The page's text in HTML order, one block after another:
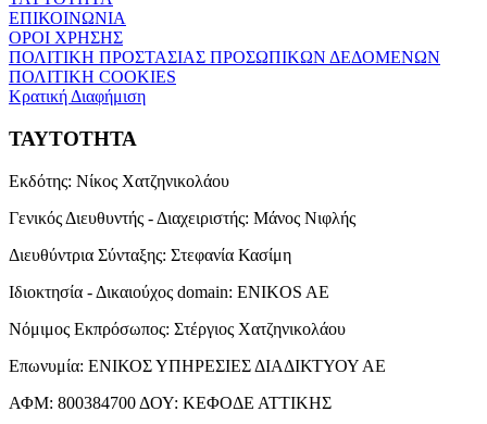
ΕΠΙΚΟΙΝΩΝΙΑ
ΟΡΟΙ ΧΡΗΣΗΣ
ΠΟΛΙΤΙΚΗ ΠΡΟΣΤΑΣΙΑΣ ΠΡΟΣΩΠΙΚΩΝ ΔΕΔΟΜΕΝΩΝ
ΠΟΛΙΤΙΚΗ COOKIES
Κρατική Διαφήμιση
ΤΑΥΤΟΤΗΤΑ
Εκδότης: Νίκος Χατζηνικολάου
Γενικός Διευθυντής - Διαχειριστής: Μάνος Νιφλής
Διευθύντρια Σύνταξης: Στεφανία Κασίμη
Ιδιοκτησία - Δικαιούχος domain: ENIKOS AE
Νόμιμος Εκπρόσωπος: Στέργιος Χατζηνικολάου
Επωνυμία: ΕΝΙΚΟΣ ΥΠΗΡΕΣΙΕΣ ΔΙΑΔΙΚΤΥΟΥ ΑΕ
ΑΦΜ: 800384700 ΔΟΥ: ΚΕΦΟΔΕ ΑΤΤΙΚΗΣ